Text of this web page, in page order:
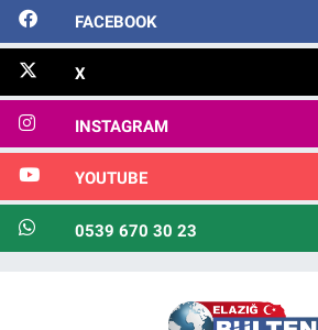
FACEBOOK
X
INSTAGRAM
YOUTUBE
0539 670 30 23